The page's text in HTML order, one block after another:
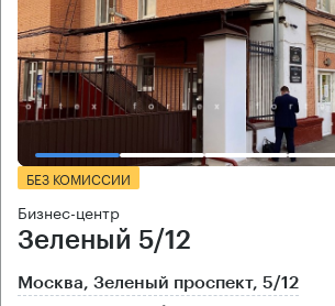
БЕЗ КОМИССИИ
Бизнес-центр
Зеленый 5/12
Москва, Зеленый проспект, 5/12